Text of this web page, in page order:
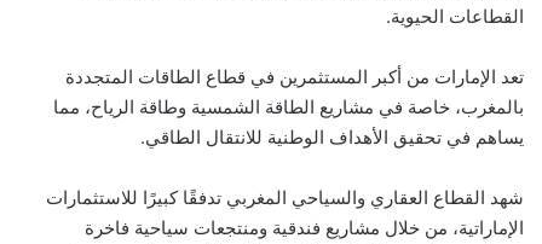
القطاعات الحيوية.
تعد الإمارات من أكبر المستثمرين في قطاع الطاقات المتجددة
بالمغرب، خاصة في مشاريع الطاقة الشمسية وطاقة الرياح، مما
يساهم في تحقيق الأهداف الوطنية للانتقال الطاقي.
شهد القطاع العقاري والسياحي المغربي تدفقًا كبيرًا للاستثمارات
الإماراتية، من خلال مشاريع فندقية ومنتجعات سياحية فاخرة